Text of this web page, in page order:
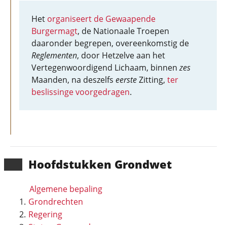
Hoofd­stukken Grondwet
Algemene bepaling
Grondrechten
Regering
Het organiseert de Gewaapende
Burgermagt, de Nationaale Troepen
daaronder begrepen, overeenkomstig de
Reglementen, door Hetzelve aan het
Vertegenwoordigend Lichaam, binnenzes
Maanden, na deszelfs eersteZitting, ter
beslissinge voorgedragen.